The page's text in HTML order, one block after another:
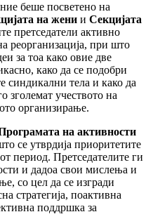
беше посветено на
на жени и Секцијата
претседатели активно
реорганизација, при што
за тоа како овие две
како да се подобри
синдикални тела и како да
зголемат учеството на
организирање.
на активности
се утврдија приоритетите
период. Претседателите ги
и дадоа свои мислења и
со цел да се изгради
стратегија, поактивна
поддршка за